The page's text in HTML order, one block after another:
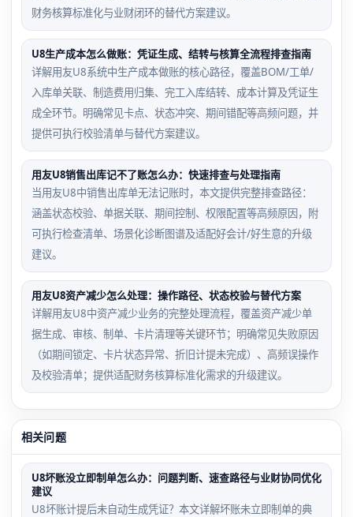
财务核算标准化与业财闭环的替代方案建议。
U8生产成本怎么做账：凭证生成、结转与核算全流程排查指南
详解用友U8系统中生产成本做账的核心路径，覆盖BOM/工单/
入库单关联、制造费用归集、完工入库结转、成本计算及凭证生
成全环节。明确常见卡点、状态冲突、期间错配等高频问题，并
提供可执行校验清单与替代方案建议。
用友U8销售出库记不了账怎么办：快速排查与处理指南
当用友U8中销售出库单无法记账时，本文提供完整排查路径：
涵盖状态校验、单据关联、期间控制、权限配置等高频原因，附
可执行检查清单、场景化诊断图谱及适配好会计/好生意的升级
建议。
用友U8资产减少怎么处理：操作路径、状态校验与替代方案
详解用友U8中资产减少业务的完整处理流程，覆盖资产减少单
据生成、审核、制单、卡片清理等关键环节；明确常见失败原因
（如期间锁定、卡片状态异常、折旧计提未完成）、高频误操作
及校验清单；提供适配财务核算标准化需求的升级建议。
相关问题
U8坏账没立即制单怎么办：问题判断、速查路径与业财协同优化
建议
U8坏账计提后未自动生成凭证？本文详解坏账未立即制单的典